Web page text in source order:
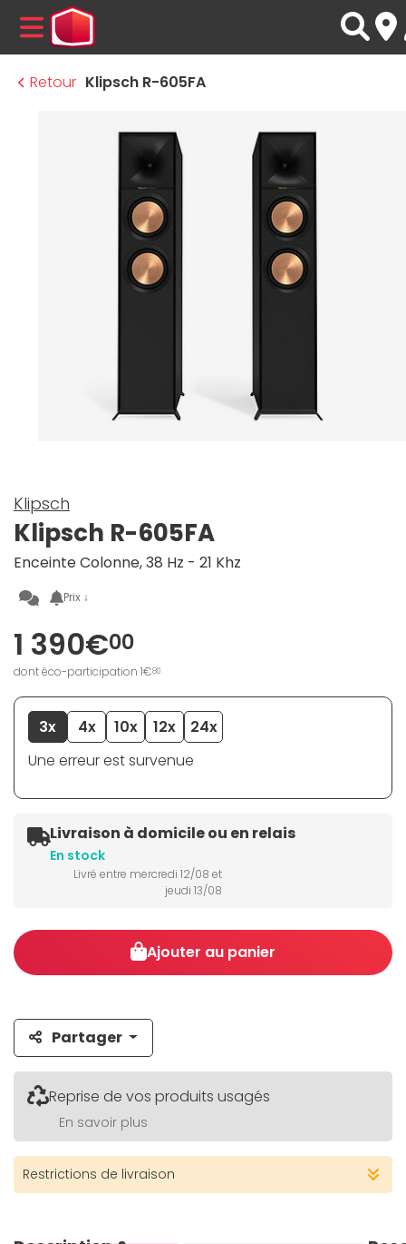
MENU
Retour Klipsch R-605FA
Klipsch
Klipsch R-605FA
Enceinte Colonne, 38 Hz - 21 Khz
Prix ↓
1 390€00
dont éco-participation 1€80
3x 4x 10x 12x
24x
Une erreur est survenue
Livraison à domicile ou en relais
En stock
Livré entre mercredi 12/08 et
jeudi 13/08
Ajouter au panier
Partager
Reprise de vos produits usagés
En savoir plus
Restrictions de livraison